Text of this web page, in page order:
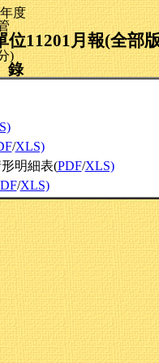
度
位11201月報(全部
)
/XLS)
明細表(PDF/XLS)
/XLS)